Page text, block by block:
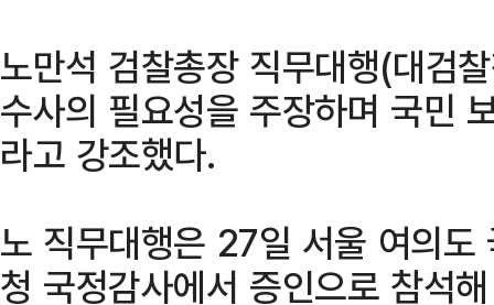
노만석 검찰총장 직무대행(대검
수사의 필요성을 주장하며 국민
라고 강조했다.
노 직무대행은 27일 서울 여의도
청 국정감사에서 증인으로 참석